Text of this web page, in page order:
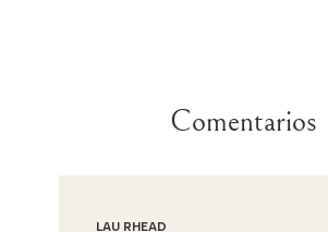
Comentarios
LAU RHEAD